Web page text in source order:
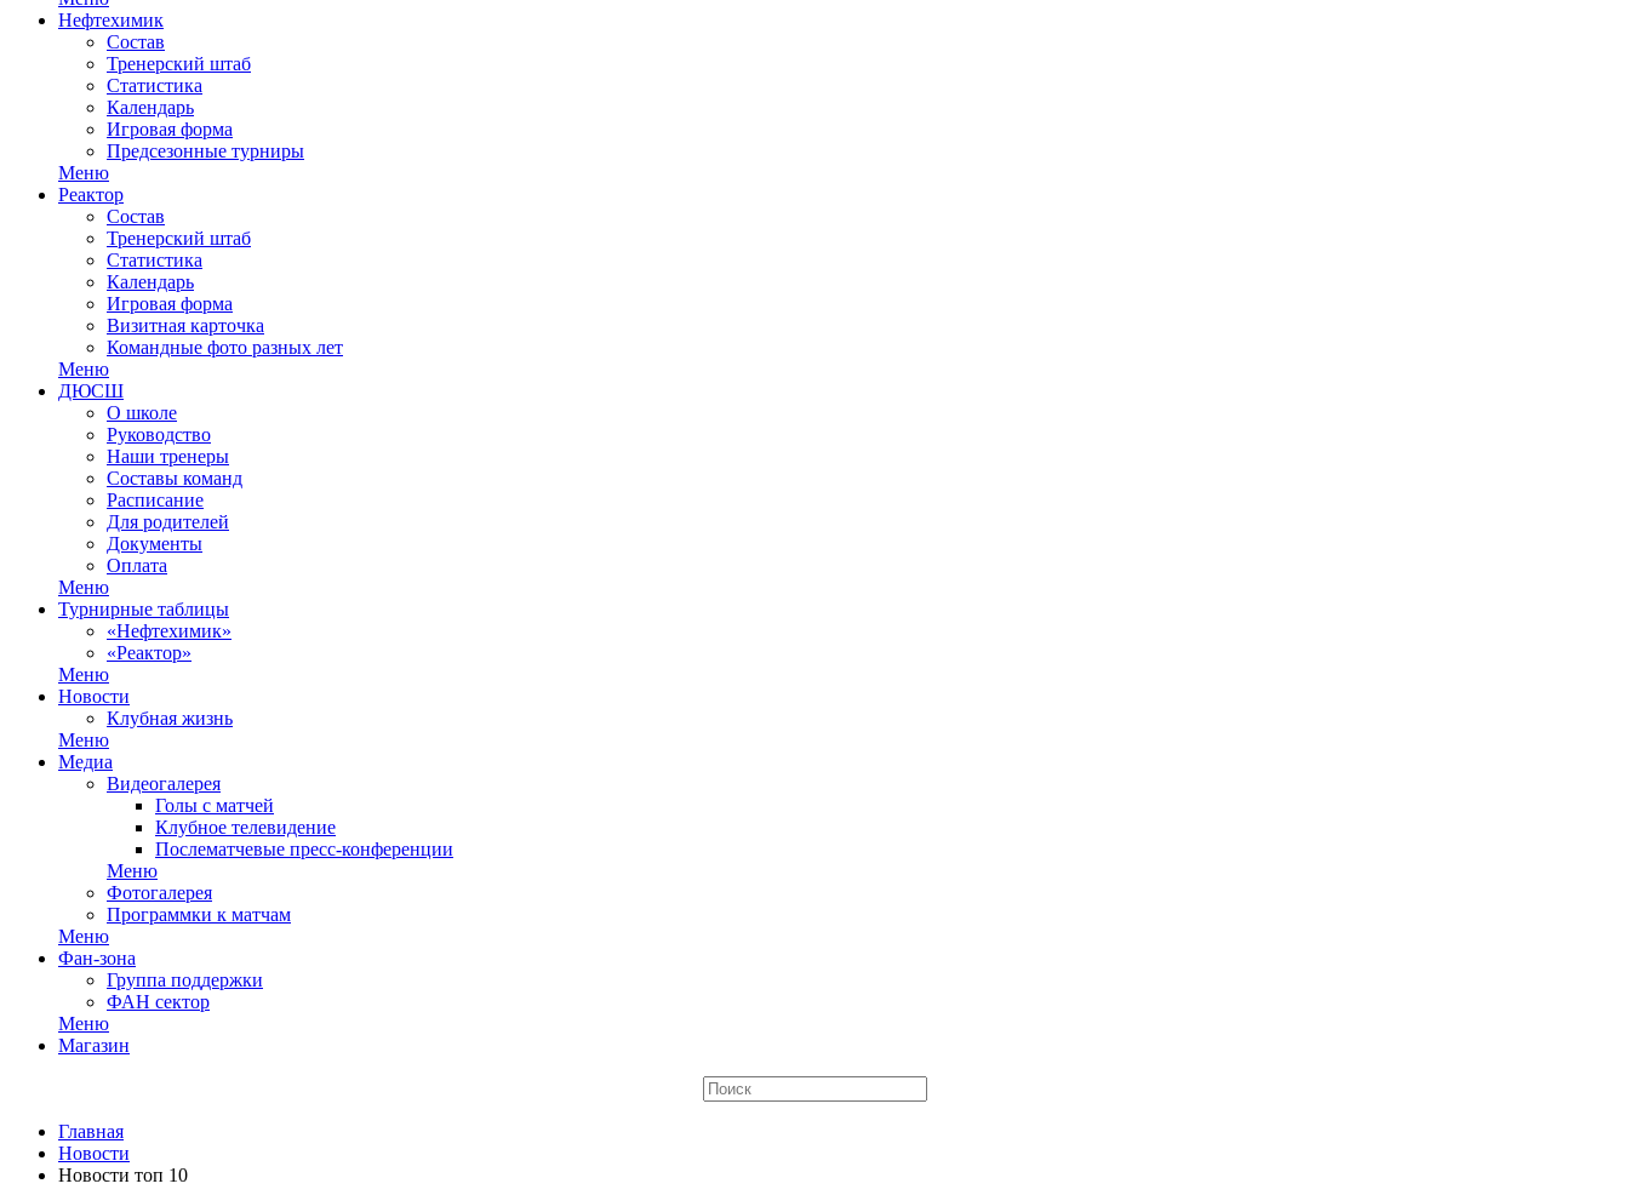
Нефтехимик
Состав
Тренерский штаб
Статистика
Календарь
Игровая форма
Предсезонные турниры
Меню
Реактор
Состав
Тренерский штаб
Статистика
Календарь
Игровая форма
Визитная карточка
Командные фото разных лет
Меню
ДЮСШ
О школе
Руководство
Наши тренеры
Составы команд
Расписание
Для родителей
Документы
Оплата
Меню
Турнирные таблицы
«Нефтехимик»
«Реактор»
Меню
Новости
Клубная жизнь
Меню
Медиа
Видеогалерея
Голы с матчей
Клубное телевидение
Послематчевые пресс-конференции
Меню
Фотогалерея
Программки к матчам
Меню
Фан-зона
Группа поддержки
ФАН сектор
Меню
Магазин
Главная
Новости
Новости топ 10